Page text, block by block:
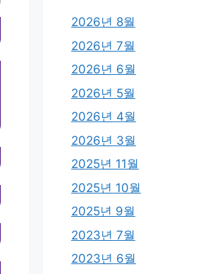
2026년 8월
2026년 7월
2026년 6월
2026년 5월
2026년 4월
2026년 3월
2025년 11월
2025년 10월
2025년 9월
2023년 7월
2023년 6월